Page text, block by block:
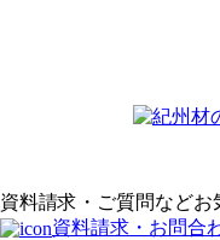
資料請求・ご質問など
資料請求・お問合